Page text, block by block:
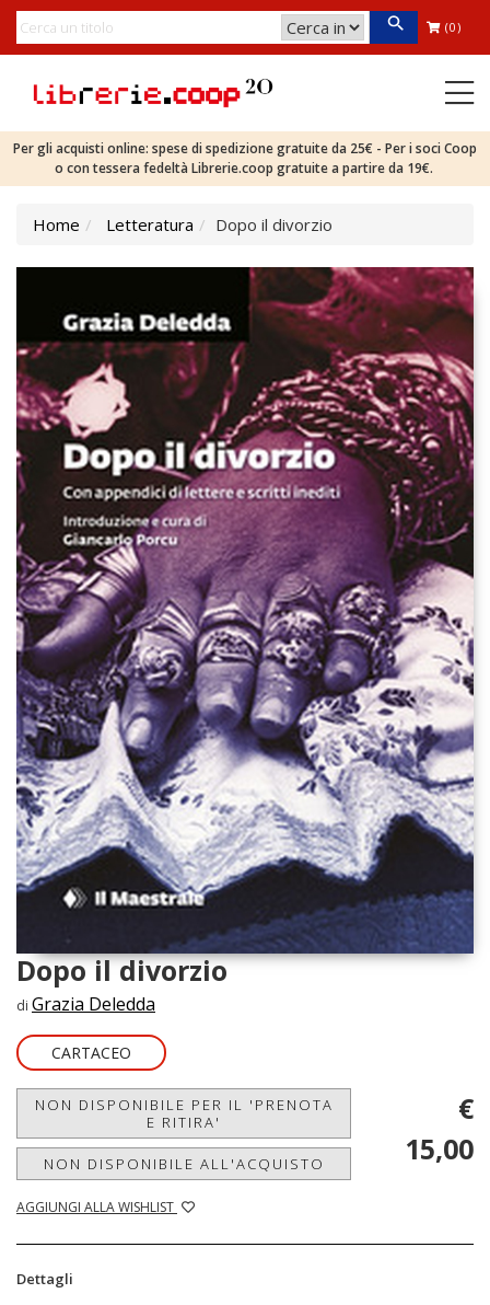
(0)
Per gli acquisti online: spese di spedizione gratuite da 25€ - Per i soci Coop
o con tessera fedeltà Librerie.coop gratuite a partire da 19€.
Home Letteratura Dopo il divorzio
Dopo il divorzio
di Grazia Deledda
CARTACEO
NON DISPONIBILE PER IL 'PRENOTA
E RITIRA'
NON DISPONIBILE ALL'ACQUISTO
AGGIUNGI ALLA WISHLIST
€
15,00
Dettagli